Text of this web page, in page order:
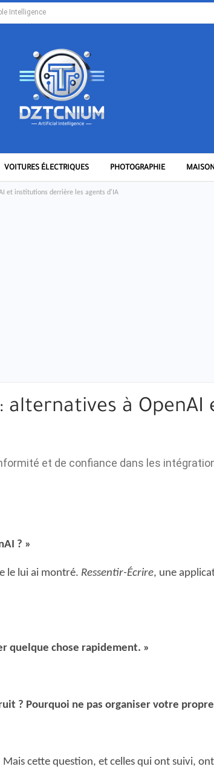
Intelligence
VOITURES ÉLECTRIQUES PHOTOGRAPHIE
et institutions derrière les agents d'IA
alternatives à
et de confiance dans les
? »
le lui ai montré. Ressentir-Écrire, une
quelque chose rapidement. »
? Pourquoi ne pas organiser votre propre
cette question, et celles qui ont suivi,